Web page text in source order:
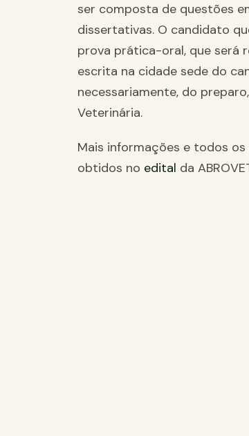
ser composta de questões
dissertativas. O candidato
prova prática-oral, que será
escrita na cidade sede do
necessariamente, do
Veterinária.
Mais informações e todos
obtidos no edital da